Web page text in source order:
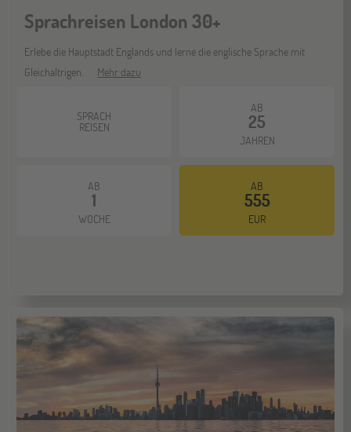
07 Bochum
Jugendbildungsmesse JuBi
Berlin
Jugendbildungsmesse JuBi
Hannover
Jugendbildungsmesse JuBi
21 Münster
Jugendbildungsmesse JuBi
Sprachreisen London 30+
Erlebe die Hauptstadt Englands und lerne die englische Sprache mit
Gleichaltrigen.
Mehr dazu
SPRACH
REISEN
AB
25
JAHREN
AB
1
WOCHE
AB
555
EUR